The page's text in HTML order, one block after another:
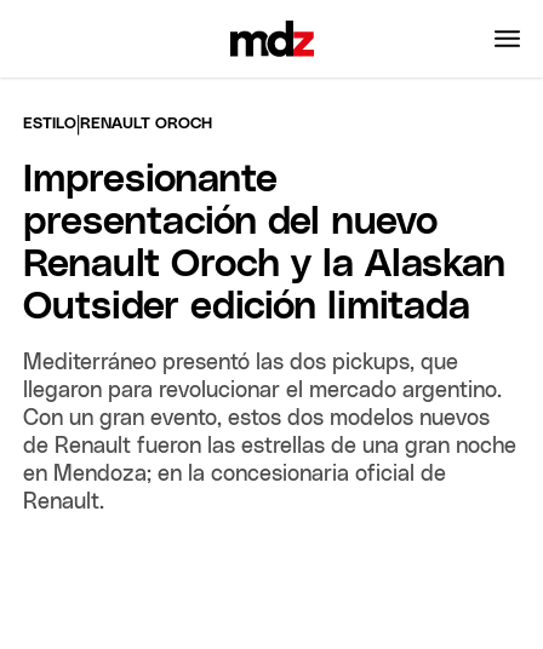
ESTILO |RENAULT OROCH
Impresionante
presentación del nuevo
Renault Oroch y la Alaskan
Outsider edición limitada
Mediterráneo presentó las dos pickups, que
llegaron para revolucionar el mercado argentino.
Con un gran evento, estos dos modelos nuevos
de Renault fueron las estrellas de una gran noche
en Mendoza; en la concesionaria oficial de
Renault.